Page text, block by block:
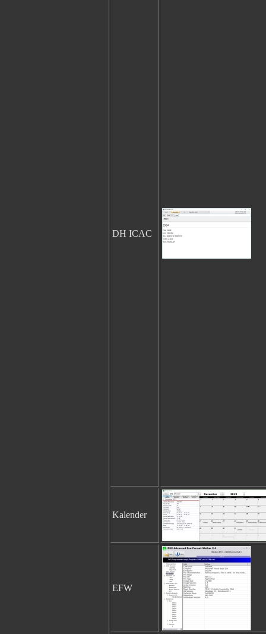
DH ICAC
Kalender
EFW